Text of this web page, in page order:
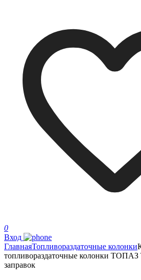
0
Вход
ГлавнаяТопливораздаточные колонки
топливораздаточные колонки
заправок